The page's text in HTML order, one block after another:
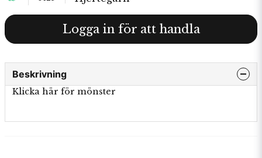
Logga in för att handla
Beskrivning
Klicka här för mönster